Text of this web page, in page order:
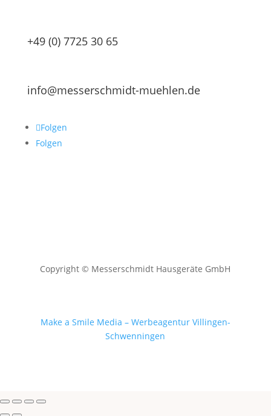
+49 (0) 7725 30 65
info@messerschmidt-muehlen.de
Folgen
Folgen
Copyright © Messerschmidt Hausgeräte GmbH
Make a Smile Media – Werbeagentur Villingen-
Schwenningen